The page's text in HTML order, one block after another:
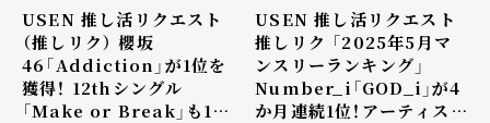
USEN 推し活リクエスト
（推しリク） 櫻坂
46「Addiction」が1位を
獲得！ 12thシングル
「Make or Break」も15
USEN 推し活リクエスト
推しリク 「2025年5月マ
ンスリーランキング」
Number_i「GOD_i」が4
か月連続1位！アーティスト